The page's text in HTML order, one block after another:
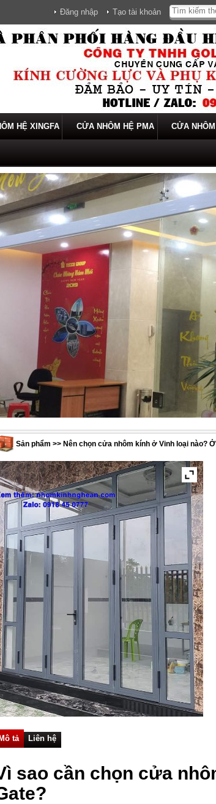
Đăng nhập
Tạo tài khoản
HỆ XINGFA CỬA NHÔM HỆ PMA CỬA
Sản phẩm >> Nên chọn cửa nhôm kính ở Vinh loại nào?
Mô tả Liên hệ
sao cần chọn cửa